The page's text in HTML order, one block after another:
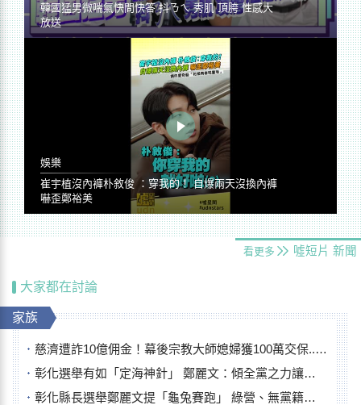
韓國猛男微喘氣快問快答 抖ㄋㄟ 秀肌 頂胯 性感大
放送
娛樂
崔宇植沒內褲朴敘俊 ：穿我的！ 自爆兩天沒換內褲
嚇歪鄭裕美
看更多 噓短片 新聞
大家都在討論
家族
慈濟遭詐10億佣金！幕後宗教大師媳婦獲100萬交保...快步奔離不發一語
彰化選舉有如「定海神針」 鄭麗文：傾全黨之力讓彰化贏
彰化縣長選舉鄭麗文提「龜兔賽跑」 綠營、無黨籍忙否認是烏龜